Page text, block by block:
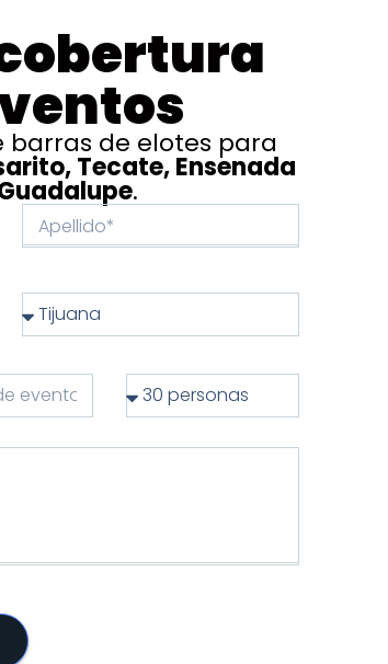
barras de elotes para
Tecate, Ensenada
.